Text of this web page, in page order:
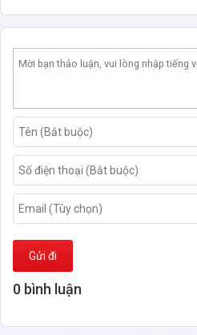
Gửi đi
0 bình luận